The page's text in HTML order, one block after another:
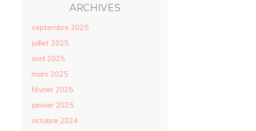
ARCHIVES
septembre 2025
juillet 2025
avril 2025
mars 2025
février 2025
janvier 2025
octobre 2024